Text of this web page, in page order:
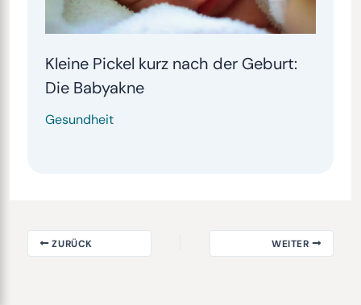
Kleine Pickel kurz nach der Geburt:
Die Babyakne
Gesundheit
ZURÜCK WEITER